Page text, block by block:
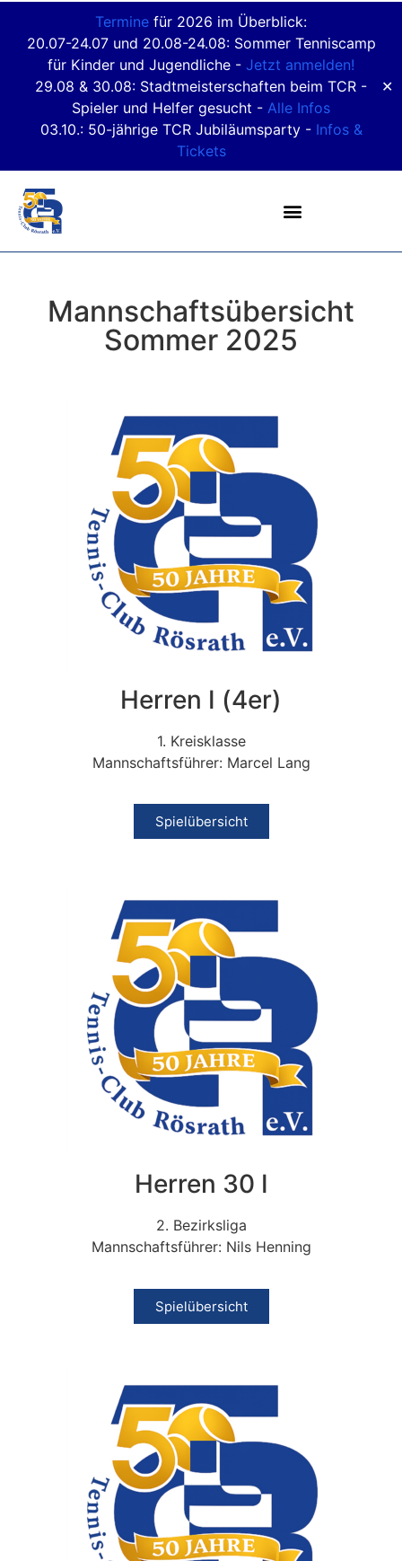
Termine für 2026 im Überblick:
20.07-24.07 und 20.08-24.08: Sommer Tenniscamp
für Kinder und Jugendliche - Jetzt anmelden!
29.08 & 30.08: Stadtmeisterschaften beim TCR -
Spieler und Helfer gesucht - Alle Infos
03.10.: 50-jährige TCR Jubiläumsparty - Infos &
Tickets
✕
Mannschaftsübersicht
Sommer 2025
Herren I (4er)
1. Kreisklasse
Mannschaftsführer: Marcel Lang
Spielübersicht
Herren 30 I
2. Bezirksliga
Mannschaftsführer: Nils Henning
Spielübersicht